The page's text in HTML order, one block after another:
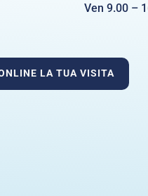
Ven 9.00 –
LA TUA VISITA